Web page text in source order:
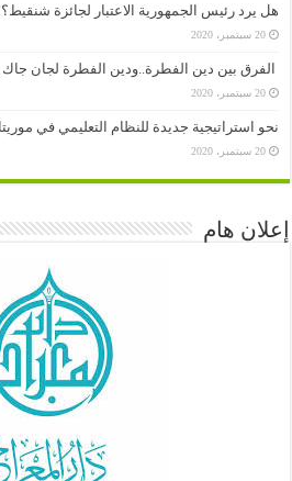
هل يرد رئيس الجمهورية الاعتبار لجائزة
20 سبتمبر، 2020
الفرق بين دين الفطرة..ودين الفطرة لجان
20 سبتمبر، 2020
نحو استراتيجية جديدة للنظام التعليمي في
20 سبتمبر، 2020
إعلان هام